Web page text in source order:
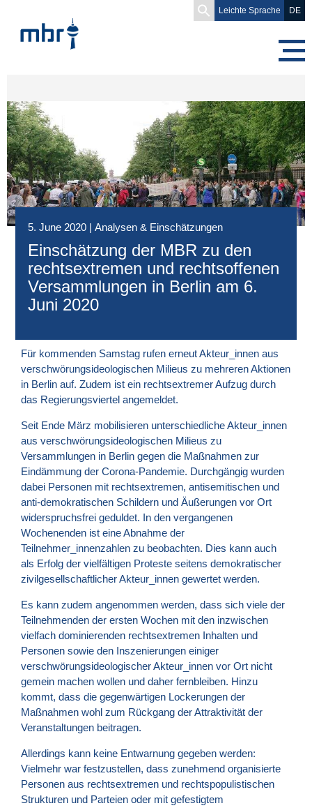
Search
for:
Leichte Sprache DE
5. June 2020 |Analysen & Einschätzungen
Einschätzung der MBR zu den
rechtsextremen und rechtsoffenen
Versammlungen in Berlin am 6.
Juni 2020
Für kommenden Samstag rufen erneut Akteur_innen aus
verschwörungsideologischen Milieus zu mehreren Aktionen
in Berlin auf. Zudem ist ein rechtsextremer Aufzug durch
das Regierungsviertel angemeldet.
Seit Ende März mobilisieren unterschiedliche Akteur_innen
aus verschwörungsideologischen Milieus zu
Versammlungen in Berlin gegen die Maßnahmen zur
Eindämmung der Corona-Pandemie. Durchgängig wurden
dabei Personen mit rechtsextremen, antisemitischen und
anti-demokratischen Schildern und Äußerungen vor Ort
widerspruchsfrei geduldet. In den vergangenen
Wochenenden ist eine Abnahme der
Teilnehmer_innenzahlen zu beobachten. Dies kann auch
als Erfolg der vielfältigen Proteste seitens demokratischer
zivilgesellschaftlicher Akteur_innen gewertet werden.
Es kann zudem angenommen werden, dass sich viele der
Teilnehmenden der ersten Wochen mit den inzwischen
vielfach dominierenden rechtsextremen Inhalten und
Personen sowie den Inszenierungen einiger
verschwörungsideologischer Akteur_innen vor Ort nicht
gemein machen wollen und daher fernbleiben. Hinzu
kommt, dass die gegenwärtigen Lockerungen der
Maßnahmen wohl zum Rückgang der Attraktivität der
Veranstaltungen beitragen.
Allerdings kann keine Entwarnung gegeben werden:
Vielmehr war festzustellen, dass zunehmend organisierte
Personen aus rechtsextremen und rechtspopulistischen
Strukturen und Parteien oder mit gefestigtem